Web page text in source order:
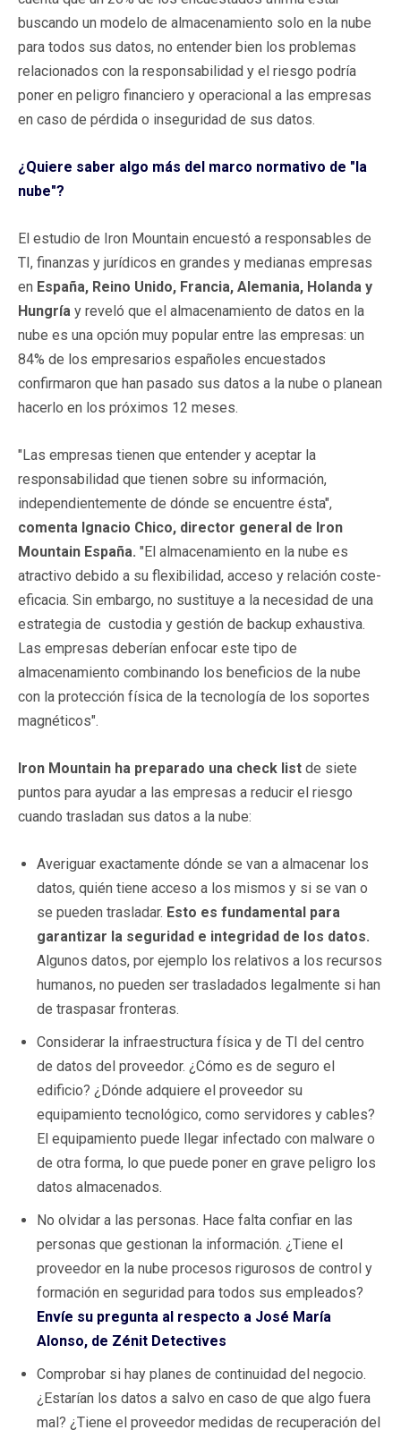
buscando un modelo de almacenamiento solo en la nube
para todos sus datos, no entender bien los problemas
relacionados con la responsabilidad y el riesgo podría
poner en peligro financiero y operacional a las empresas
en caso de pérdida o inseguridad de sus datos.
¿Quiere saber algo más del marco normativo de "la
nube"?
El estudio de Iron Mountain encuestó a responsables de
TI, finanzas y jurídicos en grandes y medianas empresas
en España, Reino Unido, Francia, Alemania, Holanda y
Hungría y reveló que el almacenamiento de datos en la
nube es una opción muy popular entre las empresas: un
84% de los empresarios españoles encuestados
confirmaron que han pasado sus datos a la nube o planean
hacerlo en los próximos 12 meses.
"Las empresas tienen que entender y aceptar la
responsabilidad que tienen sobre su información,
independientemente de dónde se encuentre ésta",
comenta Ignacio Chico, director general de Iron
Mountain España. "El almacenamiento en la nube es
atractivo debido a su flexibilidad, acceso y relación coste-
eficacia. Sin embargo, no sustituye a la necesidad de una
estrategia de custodia y gestión de backup exhaustiva.
Las empresas deberían enfocar este tipo de
almacenamiento combinando los beneficios de la nube
con la protección física de la tecnología de los soportes
magnéticos".
Iron Mountain ha preparado una check list de siete
puntos para ayudar a las empresas a reducir el riesgo
cuando trasladan sus datos a la nube:
Averiguar exactamente dónde se van a almacenar los
datos, quién tiene acceso a los mismos y si se van o
se pueden trasladar. Esto es fundamental para
garantizar la seguridad e integridad de los datos.
Algunos datos, por ejemplo los relativos a los recursos
humanos, no pueden ser trasladados legalmente si han
de traspasar fronteras.
Considerar la infraestructura física y de TI del centro
de datos del proveedor. ¿Cómo es de seguro el
edificio? ¿Dónde adquiere el proveedor su
equipamiento tecnológico, como servidores y cables?
El equipamiento puede llegar infectado con malware o
de otra forma, lo que puede poner en grave peligro los
datos almacenados.
No olvidar a las personas. Hace falta confiar en las
personas que gestionan la información. ¿Tiene el
proveedor en la nube procesos rigurosos de control y
formación en seguridad para todos sus empleados?
Envíe su pregunta al respecto a José María
Alonso, de Zénit Detectives
Comprobar si hay planes de continuidad del negocio.
¿Estarían los datos a salvo en caso de que algo fuera
mal? ¿Tiene el proveedor medidas de recuperación del